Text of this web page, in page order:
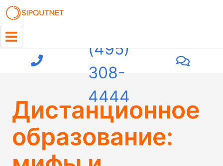
(495)
308-
4444
Дистанционное
образование: